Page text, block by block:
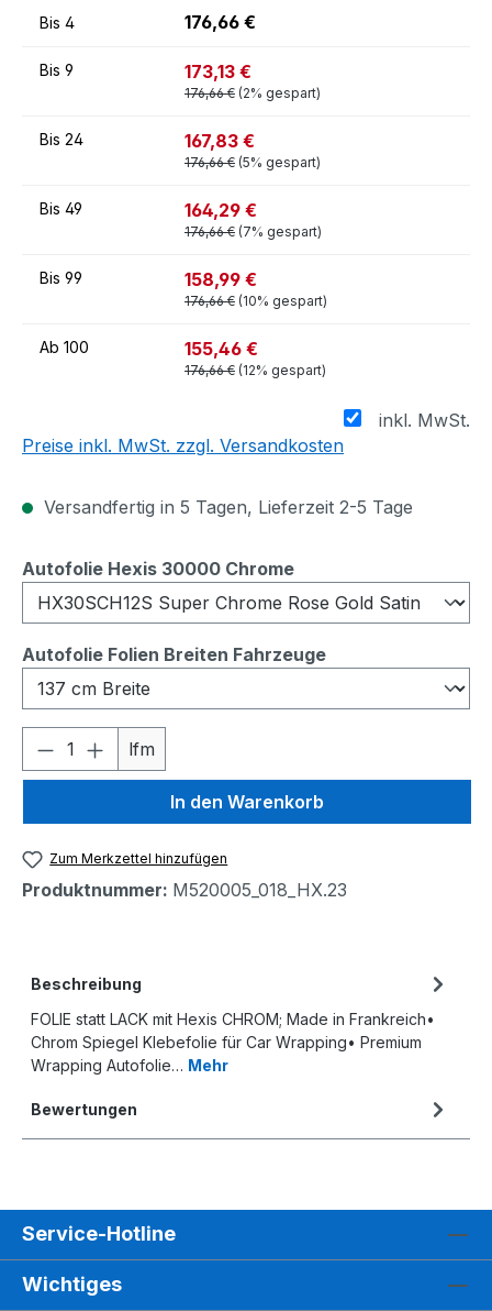
Bis 4 176,66 €
Bis 9 173,13 €
176,66 € (2% gespart)
Bis 24 167,83 €
176,66 € (5% gespart)
Bis 49 164,29 €
176,66 € (7% gespart)
Bis 99 158,99 €
176,66 € (10% gespart)
Ab 100 155,46 €
176,66 € (12% gespart)
inkl. MwSt.
Preise inkl. MwSt. zzgl. Versandkosten
Versandfertig in 5 Tagen, Lieferzeit 2-5 Tage
Autofolie Hexis 30000 Chromeauswählen
Autofolie Folien Breiten Fahrzeugeauswählen
Produkt Anzahl: Gib den
lfm
In den Warenkorb
Zum Merkzettel hinzufügen
Produktnummer: M520005_018_HX.23
Beschreibung
FOLIE statt LACK mit Hexis CHROM; Made in Frankreich•
Chrom Spiegel Klebefolie für Car Wrapping• Premium
Wrapping Autofolie… Mehr
Bewertungen
Service-Hotline
Wichtiges